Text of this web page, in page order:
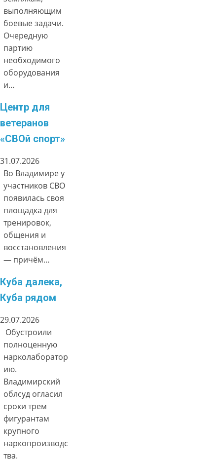
выполняющим
боевые задачи.
Очередную
партию
необходимого
оборудования
и…
Центр для
ветеранов
«СВОй спорт»
31.07.2026
Во Владимире у
участников СВО
появилась своя
площадка для
тренировок,
общения и
восстановления
— причём…
Куба далека,
Куба рядом
29.07.2026
Обустроили
полноценную
нарколаборатор
ию.
Владимирский
облсуд огласил
сроки трем
фигурантам
крупного
наркопроизводс
тва.